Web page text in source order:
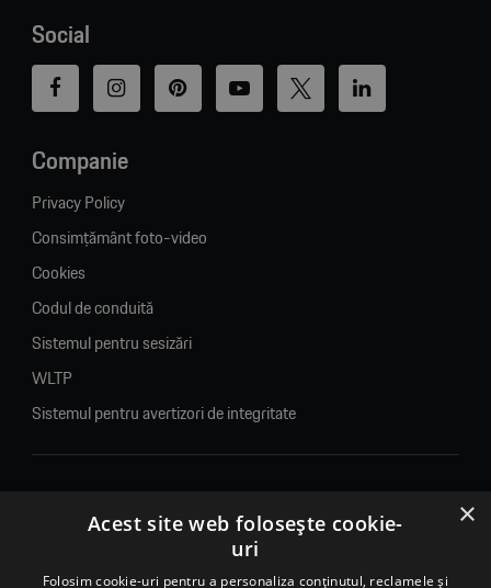
Social
Companie
Privacy Policy
Consimțământ foto-video
Cookies
Codul de conduită
Sistemul pentru sesizări
WLTP
Sistemul pentru avertizori de integritate
© 2026. Porsche Inter Auto Romania. Toate drepturile rezervate.
Porsche Inter Auto Romania SRL
×
Acest site web folosește cookie-
uri
Folosim cookie-uri pentru a personaliza conținutul, reclamele și